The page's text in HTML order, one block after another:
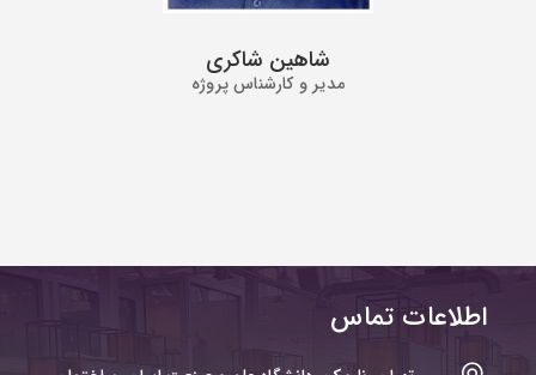
شاهین شاکری
مدیر و کارشناس پروژه
اطلاعات تماس